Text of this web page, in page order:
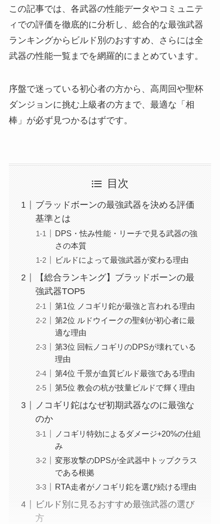
この記事では、各武器の性能データやコミュニテ
ィでの評価を徹底的に分析し、総合的な最強武器
ランキングからビルド別のおすすめ、さらには全
武器の性能一覧までを網羅的にまとめています。
序盤で迷っている初心者の方から、高周回や聖杯
ダンジョンに挑む上級者の方まで、最適な「相
棒」が必ず見つかるはずです。
目次
ブラッドボーンの最強武器を決める評価
基準とは
DPS・怯み性能・リーチで見る武器の強
さの本質
ビルドによって最強武器が変わる理由
【総合ランキング】ブラッドボーンの最
強武器TOP5
第1位 ノコギリ鉈が最強と言われる理由
第2位 ルドウイークの聖剣が初心者に最
適な理由
第3位 回転ノコギリのDPSが壊れている
理由
第4位 千景が血質ビルド最強である理由
第5位 教会の杭が技量ビルドで輝く理由
ノコギリ鉈はなぜ初期武器なのに最強な
のか
ノコギリ特効によるダメージ+20%の仕組
み
変形攻撃のDPSが全武器中トップクラス
である根拠
RTA走者がノコギリ鉈を選び続ける理由
ビルド別に見るおすすめ最強武器の選び
方